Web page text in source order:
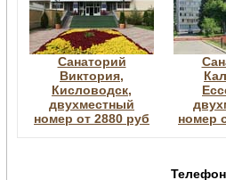
Санаторий
Виктория,
Кисловодск,
двухместный
номер от 2880 руб
номер